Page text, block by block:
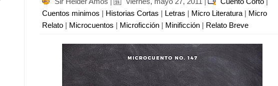
Cuentos minimos | Historias Cortas | Letras | Micro Literatura | Micro
Relato | Microcuentos | Microficción | Minificción | Relato Breve